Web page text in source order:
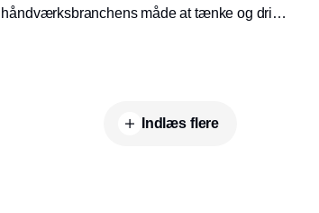
håndværksbranchens måde at tænke og drive
Indlæs flere